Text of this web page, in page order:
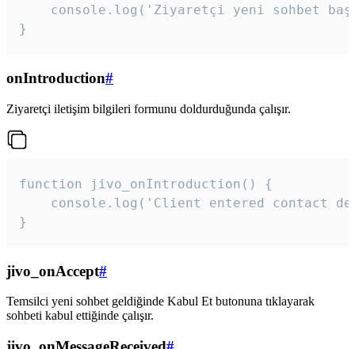
console.log('Ziyaretçi yeni sohbet
}
onIntroduction#
Ziyaretçi iletişim bilgileri formunu doldurduğunda çalışır.
function jivo_onIntroduction() {
console.log('Client entered contact
}
jivo_onAccept#
Temsilci yeni sohbet geldiğinde Kabul Et butonuna tıklayarak
sohbeti kabul ettiğinde çalışır.